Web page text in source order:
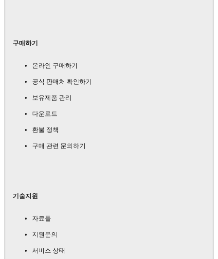
구매하기
온라인 구매하기
공식 판매처 확인하기
보유제품 관리
다운로드
환불 정책
구매 관련 문의하기
기술지원
자료들
지원문의
서비스 상태